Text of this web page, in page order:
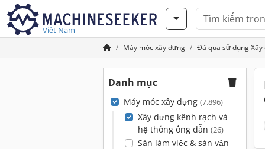
Việt Nam
Máy móc xây dựng Đã qua sử dụng
Danh mục
Máy móc xây dựng (7.896)
Xây dựng kênh rạch và
hệ thống ống dẫn (26)
Sàn làm việc & sàn vận